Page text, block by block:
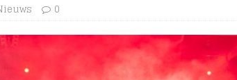
0